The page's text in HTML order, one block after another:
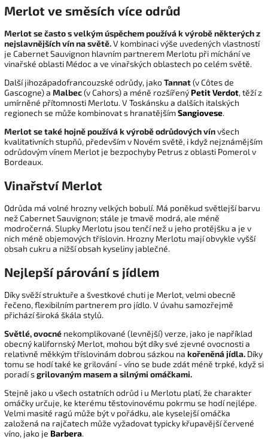
Merlot ve směsích více odrůd
Merlot se často s velkým úspěchem používá k výrobě některých z
nejslavnějších vín na světě.V kombinaci výše uvedených vlastností
je Cabernet Sauvignon hlavním partnerem Merlotu při míchání ve
vinařské oblasti Médoc a ve vinařských oblastech po celém světě.
Další jihozápadofrancouzské odrůdy, jakoTannat(v Côtes de
Gascogne) a Malbec(v Cahors) a méně rozšířený Petit Verdot, těží z
umírněné přítomnosti Merlotu. V Toskánsku a dalších italských
regionech se může kombinovat s hranatějšímSangiovese.
Merlot se také hojně používá k výrobě odrůdových vínvšech
kvalitativních stupňů, především v Novém světě, i když nejznámějším
odrůdovým vínem Merlot je bezpochyby Petrus z oblasti Pomerol v
Bordeaux.
Vinařství Merlot
Odrůda má volné hrozny velkých bobulí. Má poněkud světlejší barvu
než Cabernet Sauvignon; stále je tmavě modrá, ale méně
modročerná. Slupky Merlotu jsou tenčí než u jeho protějšku a je v
nich méně objemových tříslovin. Hrozny Merlotu mají obvykle vyšší
obsah cukru a nižší obsah kyseliny jablečné.
Nejlepší párování s jídlem
Díky svěží struktuře a švestkové chuti je Merlot, velmi obecně
řečeno, flexibilním partnerem pro jídlo. V úvahu samozřejmě
přichází široká škála stylů.
Světlé, ovocné nekomplikované (levnější) verze, jako je například
obecný kalifornský Merlot, mohou být díky své zjevné ovocnosti a
relativně měkkým tříslovinám dobrou sázkou na kořeněná jídla. Díky
tomu se hodí také ke grilování - víno se bude zdát méně trpké, když si
poradí sgrilovaným masem a silnými omáčkami.
Stejně jako u všech ostatních odrůd i u Merlotu platí, že charakter
omáčky určuje, ke kterému těstovinovému pokrmu se hodí nejlépe.
Velmi masité ragú může být v pořádku, ale kyselejší omáčka
založená na rajčatech může vyžadovat typicky křupavější červené
víno, jako je Barbera.